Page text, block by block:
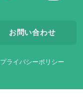
お問い合わせ
プライバシーポリシー